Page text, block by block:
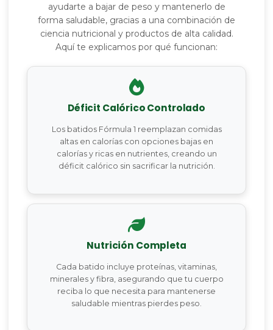
ayudarte a bajar de peso y mantenerlo de
forma saludable, gracias a una combinación de
ciencia nutricional y productos de alta calidad.
Aquí te explicamos por qué funcionan:
Déficit Calórico Controlado
Los batidos Fórmula 1 reemplazan comidas
altas en calorías con opciones bajas en
calorías y ricas en nutrientes, creando un
déficit calórico sin sacrificar la nutrición.
Nutrición Completa
Cada batido incluye proteínas, vitaminas,
minerales y fibra, asegurando que tu cuerpo
reciba lo que necesita para mantenerse
saludable mientras pierdes peso.